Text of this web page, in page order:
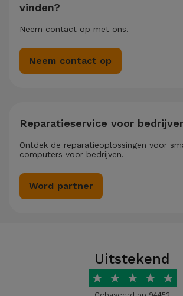
vinden?
Neem contact op met ons.
Neem contact op
Reparatieservice voor
Ontdek de reparatieoplossingen voor
computers voor bedrijven.
Word partner
Uitstekend
★ ★ ★ ★ ★